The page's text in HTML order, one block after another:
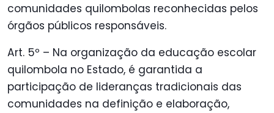
comunidades quilombolas reconhecidas pelos
órgãos públicos responsáveis.
Art. 5º – Na organização da educação escolar
quilombola no Estado, é garantida a
participação de lideranças tradicionais das
comunidades na definição e elaboração,